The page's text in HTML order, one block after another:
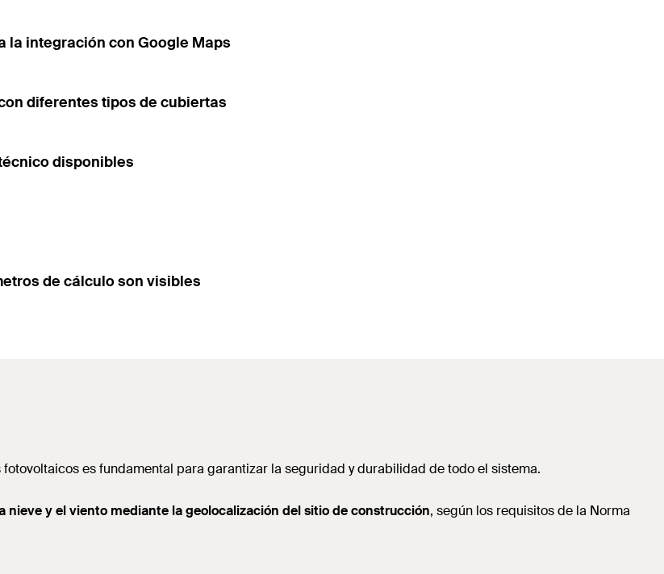
integración con Google Maps
diferentes tipos de cubiertas
disponibles
de cálculo son visibles
es fundamental para garantizar la seguridad y durabilidad de todo el sistema.
y el viento mediante la geolocalización del sitio de construcción, según los requisitos de la Norma